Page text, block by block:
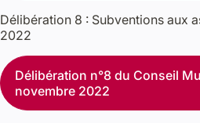
Délibération 8 : Subventions aux
2022
Délibération n°8 du Conseil
novembre 2022